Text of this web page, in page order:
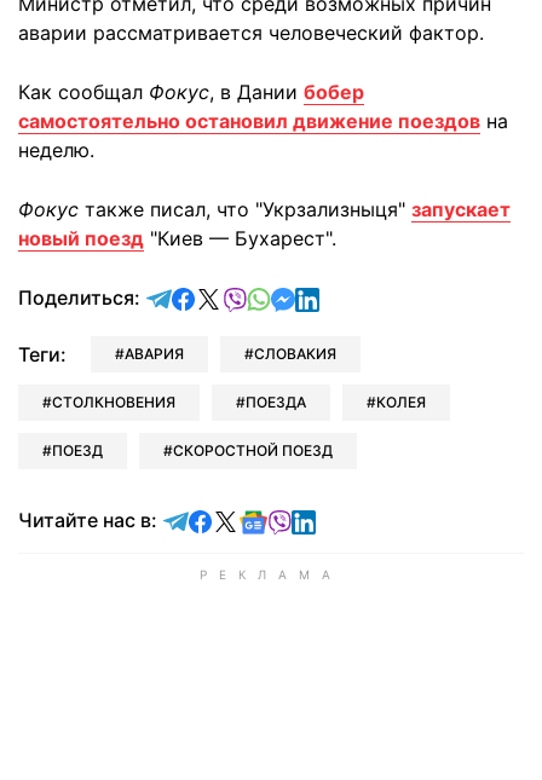
аварии рассматривается человеческий фактор.
Как сообщал Фокус, в Дании бобер
самостоятельно остановил движение поездов на
неделю.
Фокус также писал, что "Укрзализныця" запускает
новый поезд "Киев — Бухарест".
Поделиться: отправить в Telegram
поделиться в Facebook
поделиться в X
отправить в Viber
отправить в Whatsapp
отправить в Messenger
отправить в LinkedIn
Теги: АВАРИЯ СЛОВАКИЯ
СТОЛКНОВЕНИЯ ПОЕЗДА КОЛЕЯ
ПОЕЗД СКОРОСТНОЙ ПОЕЗД
Читайте нас в: Читайте в Telegram
Читайте в Facebook
Читайте в X
Читайте в Google news
Читайте в Viber
Читайте в LinkedIn